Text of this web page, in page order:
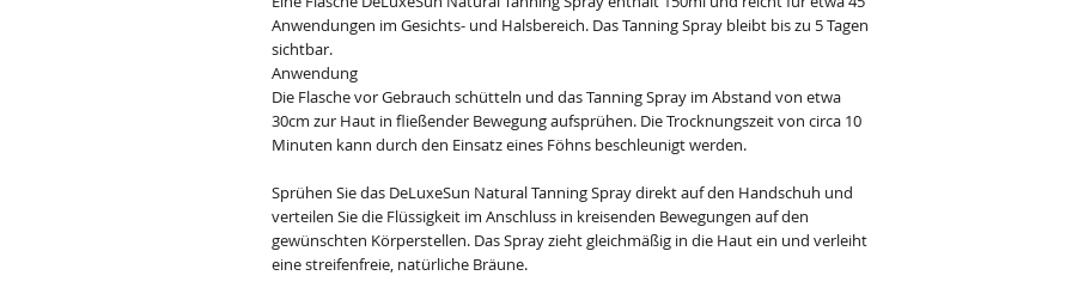
Anwendungen im Gesichts- und Halsbereich. Das Tanning Spray bleibt bis zu 5 Tagen
sichtbar.
Anwendung
Die Flasche vor Gebrauch schütteln und das Tanning Spray im Abstand von etwa
30cm zur Haut in fließender Bewegung aufsprühen. Die Trocknungszeit von circa 10
Minuten kann durch den Einsatz eines Föhns beschleunigt werden.
Sprühen Sie das DeLuxeSun Natural Tanning Spray direkt auf den Handschuh und
verteilen Sie die Flüssigkeit im Anschluss in kreisenden Bewegungen auf den
gewünschten Körperstellen. Das Spray zieht gleichmäßig in die Haut ein und verleiht
eine streifenfreie, natürliche Bräune.